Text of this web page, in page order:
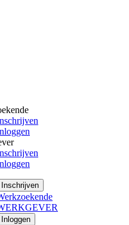
Inschrijven
Inloggen